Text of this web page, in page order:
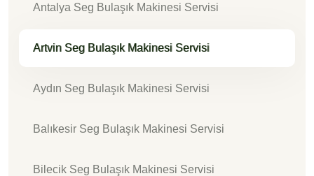
Antalya Seg Bulaşık Makinesi Servisi
Artvin Seg Bulaşık Makinesi Servisi
Aydın Seg Bulaşık Makinesi Servisi
Balıkesir Seg Bulaşık Makinesi Servisi
Bilecik Seg Bulaşık Makinesi Servisi